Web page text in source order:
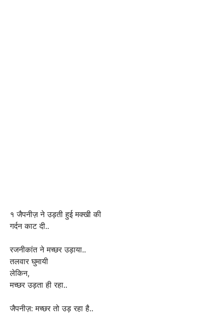
१ जैपनीज़ ने उड़ती हुई मक्खी की
गर्दन काट दी..
रजनीकांत ने मच्छर उड़ाया..
तलवार घुमायी
लेकिन,
मच्छर उड़ता ही रहा..
जैपनीज़: मच्छर तो उड़ रहा है..